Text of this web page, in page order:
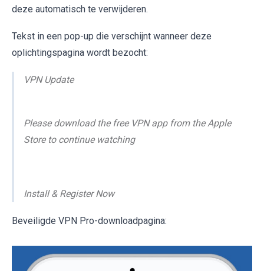
deze automatisch te verwijderen.
Tekst in een pop-up die verschijnt wanneer deze
oplichtingspagina wordt bezocht:
VPN Update
Please download the free VPN app from the Apple
Store to continue watching
Install & Register Now
Beveiligde VPN Pro-downloadpagina: